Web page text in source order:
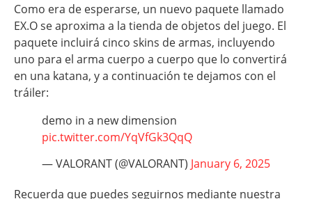
Como era de esperarse, un nuevo paquete llamado
EX.O se aproxima a la tienda de objetos del juego. El
paquete incluirá cinco skins de armas, incluyendo
uno para el arma cuerpo a cuerpo que lo convertirá
en una katana, y a continuación te dejamos con el
tráiler:
demo in a new dimension
pic.twitter.com/YqVfGk3QqQ
— VALORANT (@VALORANT) January 6, 2025
Recuerda que puedes seguirnos mediante nuestra